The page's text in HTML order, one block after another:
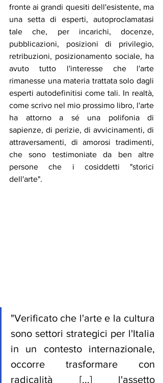
fronte ai grandi quesiti dell'esistente, ma
una setta di esperti, autoproclamatasi
tale che, per incarichi, docenze,
pubblicazioni, posizioni di privilegio,
retribuzioni, posizionamento sociale, ha
avuto tutto l'interesse che l'arte
rimanesse una materia trattata solo dagli
esperti autodefinitisi come tali. In realtà,
come scrivo nel mio prossimo libro, l'arte
ha attorno a sé una polifonia di
sapienze, di perizie, di avvicinamenti, di
attraversamenti, di amorosi tradimenti,
che sono testimoniate da ben altre
persone che i cosiddetti "storici
dell'arte".
"Verificato che l'arte e la cultura
sono settori strategici per l'Italia
in un contesto internazionale,
occorre trasformare con
radicalità [...] l'assetto